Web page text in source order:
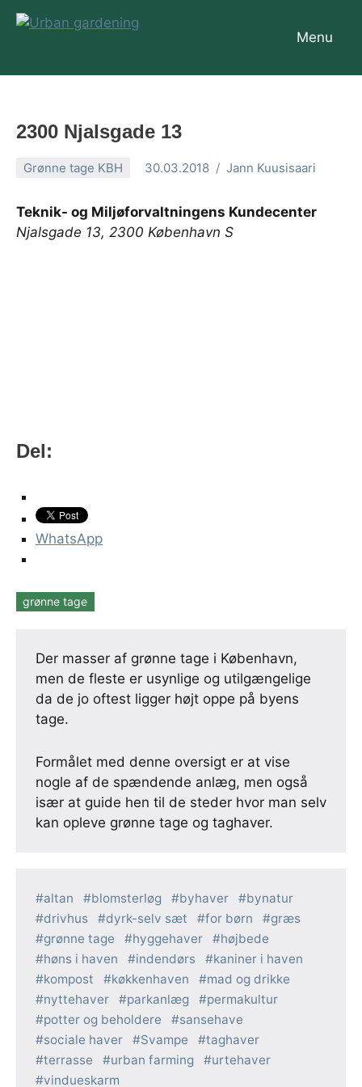
Videre
gardening
Menu
2300 Njalsgade 13
Grønne tage KBH 30.03.2018 Jann Kuusisaari
Teknik- og Miljøforvaltningens Kundecenter
Njalsgade 13, 2300 København S
Del:
WhatsApp
Tags
grønne tage
Der masser af grønne tage i København,
men de fleste er usynlige og utilgængelige
da de jo oftest ligger højt oppe på byens
tage.
Formålet med denne oversigt er at vise
nogle af de spændende anlæg, men også
især at guide hen til de steder hvor man selv
kan opleve grønne tage og taghaver.
altan blomsterløg byhaver
bynatur
drivhus
dyrk-selv sæt for børn
græs
grønne tage
hyggehaver
højbede
høns i haven
indendørs
kaniner i haven
kompost
køkkenhaven
mad og drikke
nyttehaver
parkanlæg
permakultur
potter og beholdere
sansehave
sociale haver
Svampe
taghaver
terrasse
urban farming
urtehaver
vindueskarm